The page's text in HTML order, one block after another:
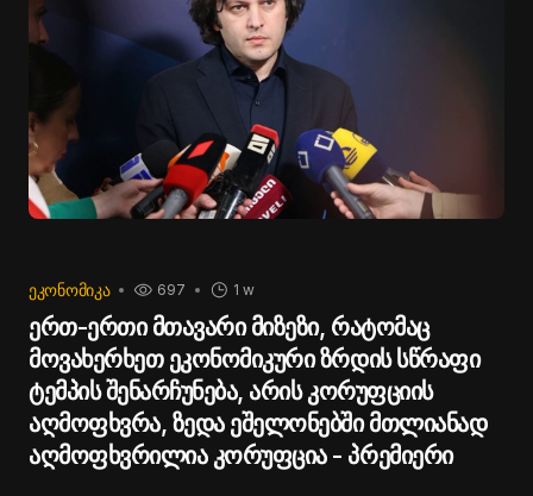
ᲔᲙᲝᲜᲝᲛᲘᲙᲐ 1 w
697
ერთ-ერთი მთავარი მიზეზი, რატომაც
მოვახერხეთ ეკონომიკური ზრდის სწრაფი
ტემპის შენარჩუნება, არის კორუფციის
აღმოფხვრა, ზედა ეშელონებში მთლიანად
აღმოფხვრილია კორუფცია - პრემიერი